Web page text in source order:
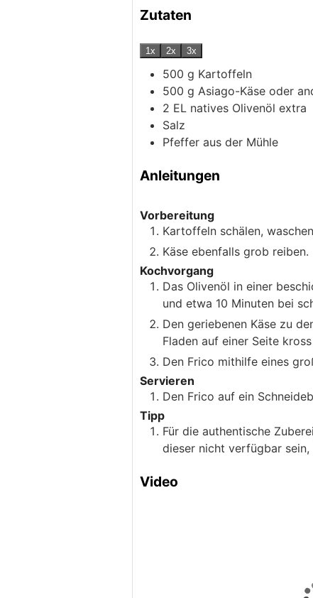
Zutaten
1x 2x 3x
500 g Kartoffeln
500 g Asiago-Käse oder
2 EL natives Olivenöl extra
Salz
Pfeffer aus der Mühle
Anleitungen
Vorbereitung
Kartoffeln schälen,
Käse ebenfalls grob reiben.
Kochvorgang
Das Olivenöl in einer
und etwa 10 Minuten bei
Den geriebenen Käse zu
Fladen auf einer Seite
Den Frico mithilfe eines
Servieren
Den Frico auf ein
Tipp
Für die authentische
dieser nicht verfügbar
Video